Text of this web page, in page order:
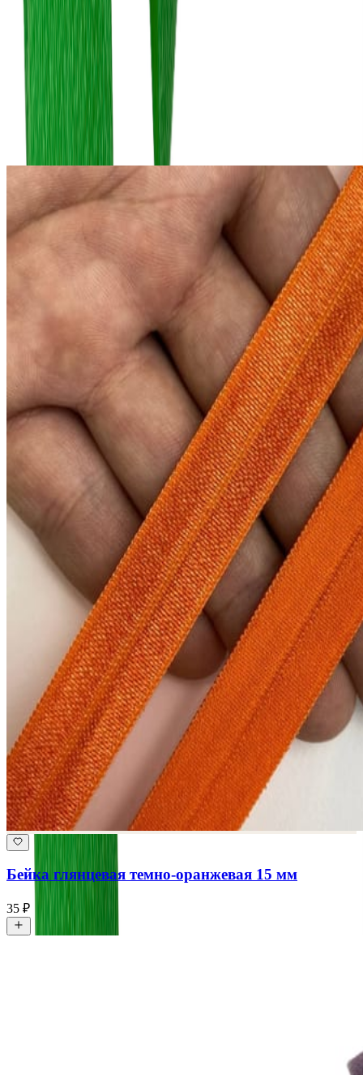
Бельевая окантовочная бейка (бейка отделочная, резинка
окантовочная) - подходит для окантовки различных деталей
нижнего белья и одежды. Используется для обработки срезов
и стабилизации края благодаря сгибу посередине. Матовая с
Похожие товары
Бейка глянцевая темно-оранжевая 15 мм
35 ₽